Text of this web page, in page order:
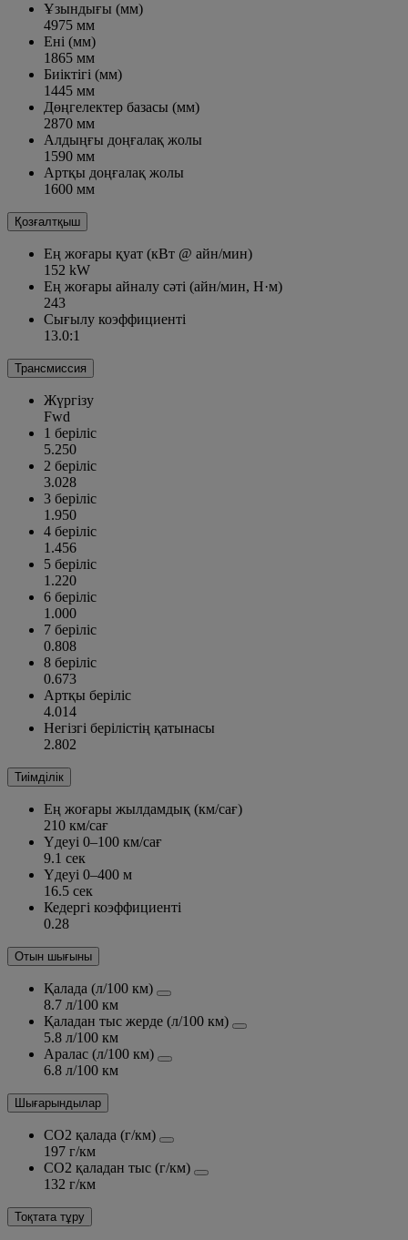
Ұзындығы (мм)
4975 мм
Ені (мм)
1865 мм
Биіктігі (мм)
1445 мм
Дөңгелектер базасы (мм)
2870 мм
Алдыңғы доңғалақ жолы
1590 мм
Артқы доңғалақ жолы
1600 мм
Қозғалтқыш
Ең жоғары қуат (кВт @ айн/мин)
152 kW
Ең жоғары айналу сәті (айн/мин, Н·м)
243
Сығылу коэффициенті
13.0:1
Трансмиссия
Жүргізу
Fwd
1 беріліс
5.250
2 беріліс
3.028
3 беріліс
1.950
4 беріліс
1.456
5 беріліс
1.220
6 беріліс
1.000
7 беріліс
0.808
8 беріліс
0.673
Артқы беріліс
4.014
Негізгі берілістің қатынасы
2.802
Тиімділік
Ең жоғары жылдамдық (км/сағ)
210 км/сағ
Үдеуі 0–100 км/сағ
9.1 сек
Үдеуі 0–400 м
16.5 сек
Кедергі коэффициенті
0.28
Отын шығыны
Қалада (л/100 км)
8.7 л/100 км
Қаладан тыс жерде (л/100 км)
5.8 л/100 км
Аралас (л/100 км)
6.8 л/100 км
Шығарындылар
CO2 қалада (г/км)
197 г/км
CO2 қаладан тыс (г/км)
132 г/км
Тоқтата тұру